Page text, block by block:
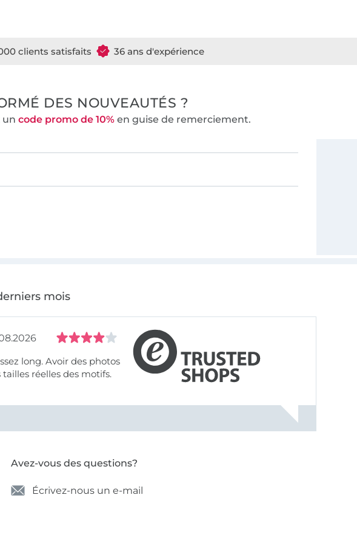
clients satisfaits 36 ans d'expérience
DES NOUVEAUTÉS ?
un code promo de 10%en guise de remerciement.
mois
long. Avoir des photos
tailles réelles des motifs.
Avez-vous des questions?
Écrivez-nous un e-mail